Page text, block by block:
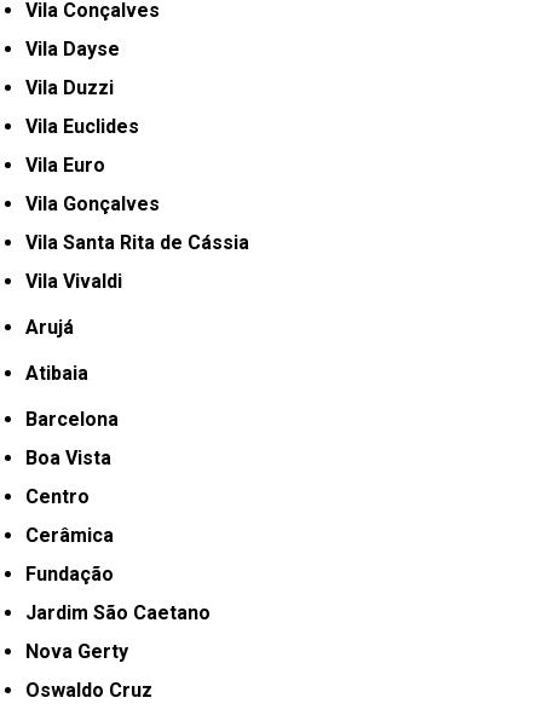
Vila Conçalves
Vila Dayse
Vila Duzzi
Vila Euclides
Vila Euro
Vila Gonçalves
Vila Santa Rita de Cássia
Vila Vivaldi
Arujá
Atibaia
Barcelona
Boa Vista
Centro
Cerâmica
Fundação
Jardim São Caetano
Nova Gerty
Oswaldo Cruz